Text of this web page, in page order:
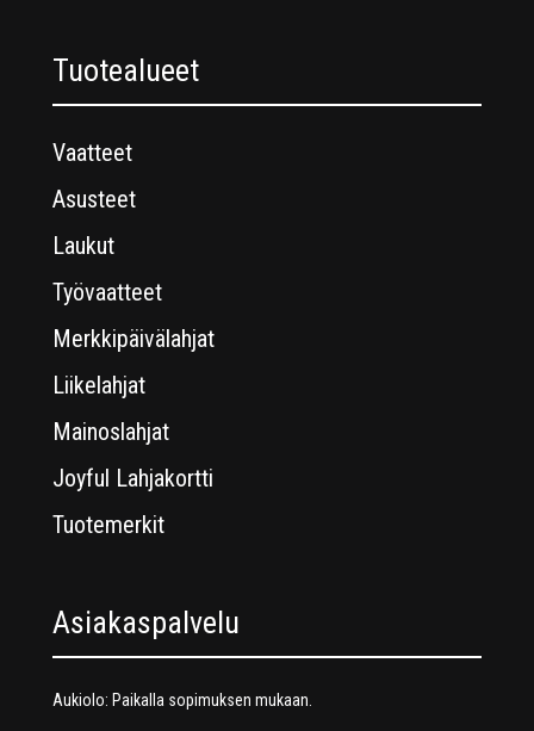
Tuotealueet
Vaatteet
Asusteet
Laukut
Työvaatteet
Merkkipäivälahjat
Liikelahjat
Mainoslahjat
Joyful Lahjakortti
Tuotemerkit
Asiakaspalvelu
Aukiolo: Paikalla sopimuksen mukaan.